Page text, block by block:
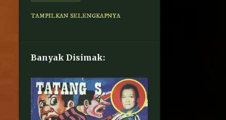
MARVEL AHYA-HALIMAH
CIKALONG
FIGUR-PUBLIK AVENGERS
GADIS-API JEPANG
TAMPILKAN SELENGKAPNYA
Banyak Disimak: